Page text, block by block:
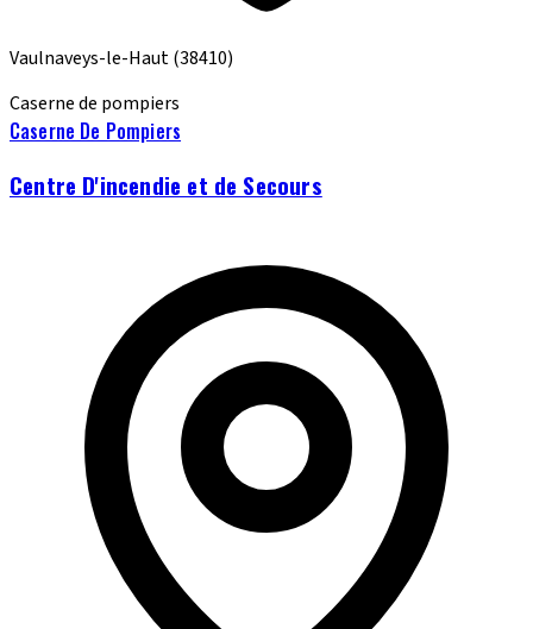
Vaulnaveys-le-Haut(38410)
Caserne de pompiers
Caserne De Pompiers
Centre D'incendie et de Secours